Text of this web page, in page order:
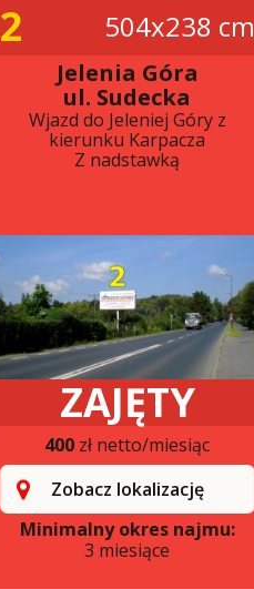
2 504x238 cm
Jelenia Góra
ul. Sudecka
Wjazd do Jeleniej Góry z
kierunku Karpacza
Z nadstawką
ZAJĘTY
400 zł netto/miesiąc
Zobacz lokalizację
Minimalny okres najmu:
3 miesiące